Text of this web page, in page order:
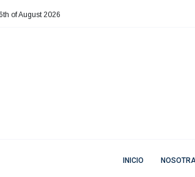
of August 2026
INICIO